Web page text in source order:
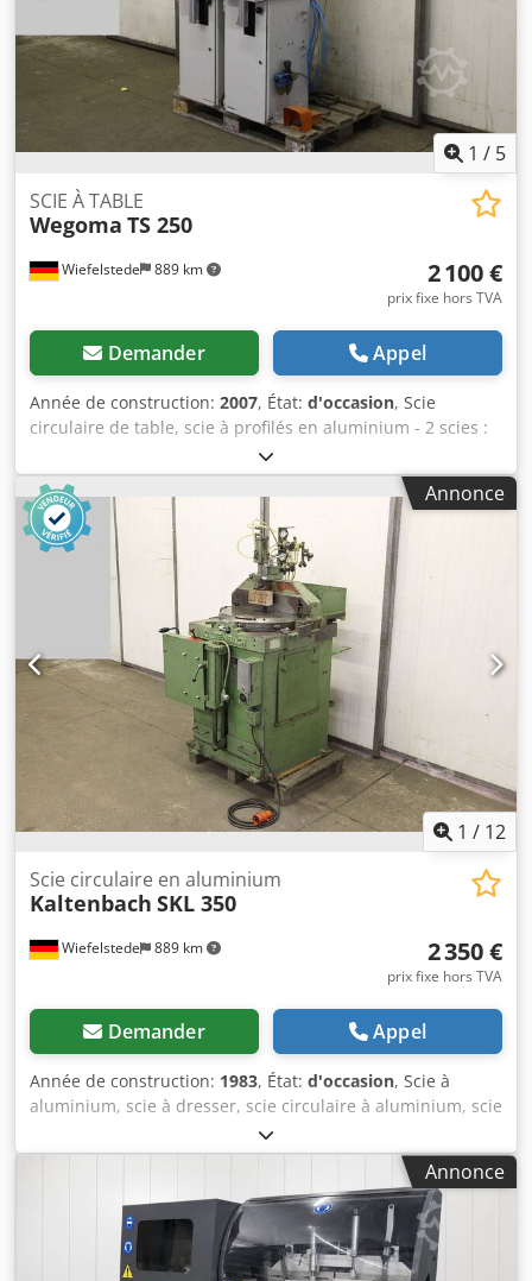
1 / 5
Wiefelstede 889 km
SCIE À TABLE
Wegoma TS 250
2 100 €
prix fixe hors TVA
Demander Appel
Année de construction: 2007, État: d'occasion, Scie
circulaire de table, scie à profilés en aluminium - 2 scies :
Wegoma TS 250 - Distance de coupe fixe : environ 450 mm
- Les scies peuvent être utilisées individuellement ou
simultanément - Avec : interrupteur au pied - Lame de scie
: Ø 250 mm - Tension : 220/380 V - Moteur de scie : 0,75 kW
- Dimensions : 850/790/H1660 mm Credpfjd Sm U Rjx
Anmef - Poids : 234 kg
Annonce
1 / 12
Wiefelstede 889 km
Scie circulaire en aluminium
Kaltenbach SKL 350
2 350 €
prix fixe hors TVA
Demander Appel
Année de construction: 1983, État: d'occasion, Scie à
aluminium, scie à dresser, scie circulaire à aluminium, scie
circulaire semi-automatique à aluminium, scie à
tronçonner, scie à coupe de baguettes de verre. - Diamètre
de la lame : 355 mm - Vitesses de rotation : 1420/2880
tr/min - Puissance du moteur : 3,7/4,5 kW - Équipée de :
système de refroidissement - Dimensions :
990/1140/H1535 mm Crsdped Ixn Rofx Anmof - Poids : 596
Annonce